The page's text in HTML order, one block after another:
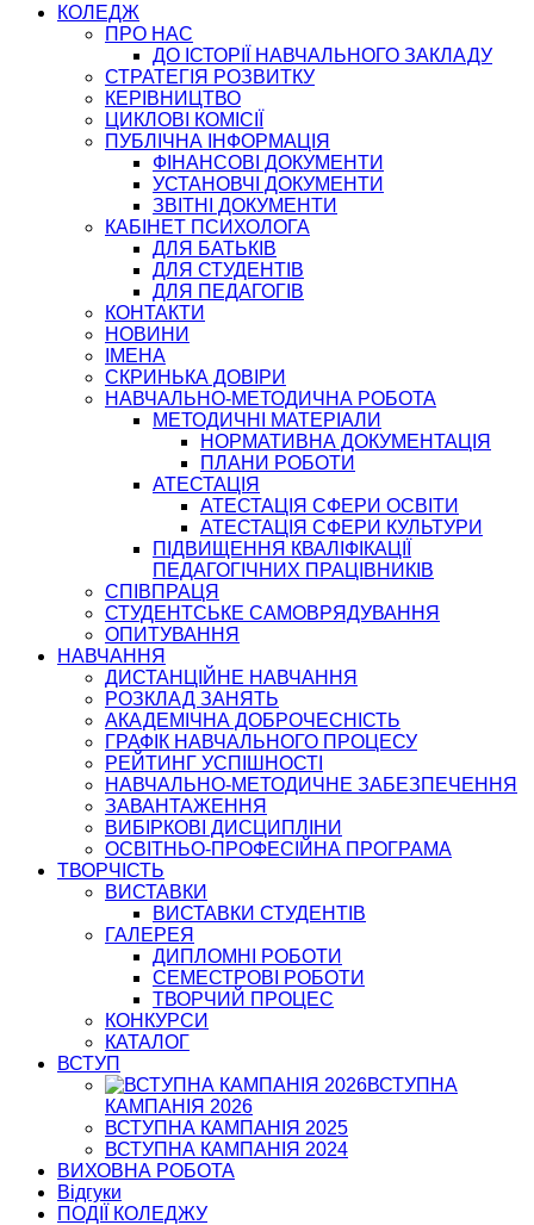
КОЛЕДЖ
ПРО НАС
ДО ІСТОРІЇ НАВЧАЛЬНОГО ЗАКЛАДУ
СТРАТЕГІЯ РОЗВИТКУ
КЕРІВНИЦТВО
ЦИКЛОВІ КОМІСІЇ
ПУБЛІЧНА ІНФОРМАЦІЯ
ФІНАНСОВІ ДОКУМЕНТИ
УСТАНОВЧІ ДОКУМЕНТИ
ЗВІТНІ ДОКУМЕНТИ
КАБІНЕТ ПСИХОЛОГА
ДЛЯ БАТЬКІВ
ДЛЯ СТУДЕНТІВ
ДЛЯ ПЕДАГОГІВ
КОНТАКТИ
НОВИНИ
ІМЕНА
СКРИНЬКА ДОВІРИ
НАВЧАЛЬНО-МЕТОДИЧНА РОБОТА
МЕТОДИЧНІ МАТЕРІАЛИ
НОРМАТИВНА ДОКУМЕНТАЦІЯ
ПЛАНИ РОБОТИ
АТЕСТАЦІЯ
АТЕСТАЦІЯ СФЕРИ ОСВІТИ
АТЕСТАЦІЯ СФЕРИ КУЛЬТУРИ
ПІДВИЩЕННЯ КВАЛІФІКАЦІЇ
ПЕДАГОГІЧНИХ ПРАЦІВНИКІВ
СПІВПРАЦЯ
СТУДЕНТСЬКЕ САМОВРЯДУВАННЯ
ОПИТУВАННЯ
НАВЧАННЯ
ДИСТАНЦІЙНЕ НАВЧАННЯ
РОЗКЛАД ЗАНЯТЬ
АКАДЕМІЧНА ДОБРОЧЕСНІСТЬ
ГРАФІК НАВЧАЛЬНОГО ПРОЦЕСУ
РЕЙТИНГ УСПІШНОСТІ
НАВЧАЛЬНО-МЕТОДИЧНЕ ЗАБЕЗПЕЧЕННЯ
ЗАВАНТАЖЕННЯ
ВИБІРКОВІ ДИСЦИПЛІНИ
ОСВІТНЬО-ПРОФЕСІЙНА ПРОГРАМА
ТВОРЧІСТЬ
ВИСТАВКИ
ВИСТАВКИ СТУДЕНТІВ
ГАЛЕРЕЯ
ДИПЛОМНІ РОБОТИ
СЕМЕСТРОВІ РОБОТИ
ТВОРЧИЙ ПРОЦЕС
КОНКУРСИ
КАТАЛОГ
ВСТУП
ВСТУПНА
КАМПАНІЯ 2026
ВСТУПНА КАМПАНІЯ 2025
ВСТУПНА КАМПАНІЯ 2024
ВИХОВНА РОБОТА
Відгуки
ПОДІЇ КОЛЕДЖУ